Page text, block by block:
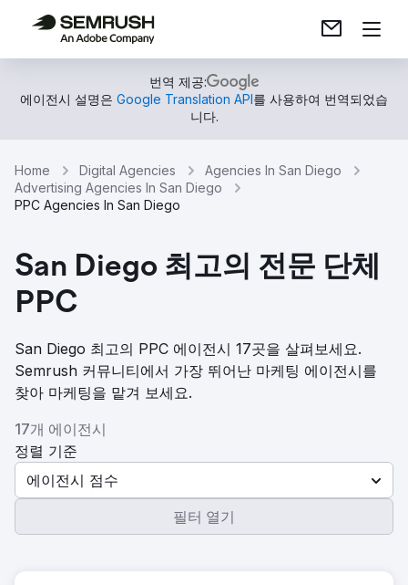
번역 제공:
에이전시 설명은 Google Translation API를 사용하여 번역되었습
니다.
Home Digital Agencies
Agencies In San Diego
Advertising Agencies In San Diego
PPC Agencies In San Diego
San Diego 최고의 전문 단체
PPC
San Diego 최고의 PPC 에이전시 17곳을 살펴보세요.
Semrush 커뮤니티에서 가장 뛰어난 마케팅 에이전시를
찾아 마케팅을 맡겨 보세요.
17개 에이전시
정렬 기준
에이전시 점수
필터 열기